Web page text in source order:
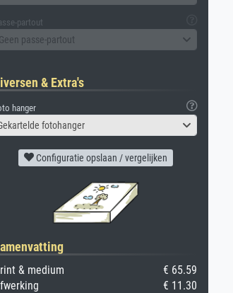
partout
Geen passe-partout
& Extra's
hanger
fotohanger
Configuratie opslaan / vergelijken
& medium
€ 65.59
€ 11.30